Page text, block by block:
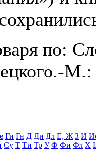
по:
Ги Гн Д Ди Дл Е, Ж З И
Су Т Ти Тр У Ф Фи Фл Х